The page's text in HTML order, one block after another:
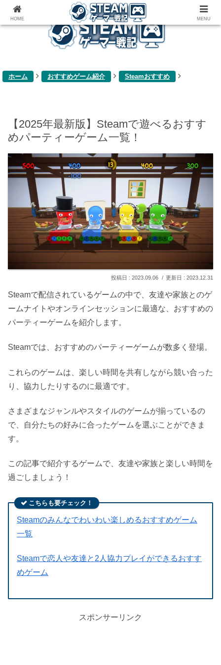
ゲーム関連雑記ブログ
ホーム おすすめゲーム紹介 Steamおすすめ
【2025年最新版】Steamで遊べるおすす
めパーティーゲーム一覧！
2023.09.06 2023.12.31
Steamで配信されているゲームの中で、友達や家族とのゲ
ームナイトやオンラインセッションに最適な、おすすめの
パーティーゲームを紹介します。
Steamでは、おすすめのパーティーゲームが数多く登場。
これらのゲームは、楽しい時間を共有しながら競い合った
り、協力したりするのに最適です。
さまざまなジャンルやスタイルのゲームが揃っているの
で、自分たちの好みに合ったゲームを選ぶことができま
す。
この記事で紹介するゲームで、友達や家族と楽しい時間を
過ごしましょう！
こちらも要チェック！
Steamのみんなでわいわい楽しめるおすすめゲーム
一覧
Steamで恋人や友達と2人協力プレイができるおすす
めゲーム
スポンサーリンク
HOME MENU